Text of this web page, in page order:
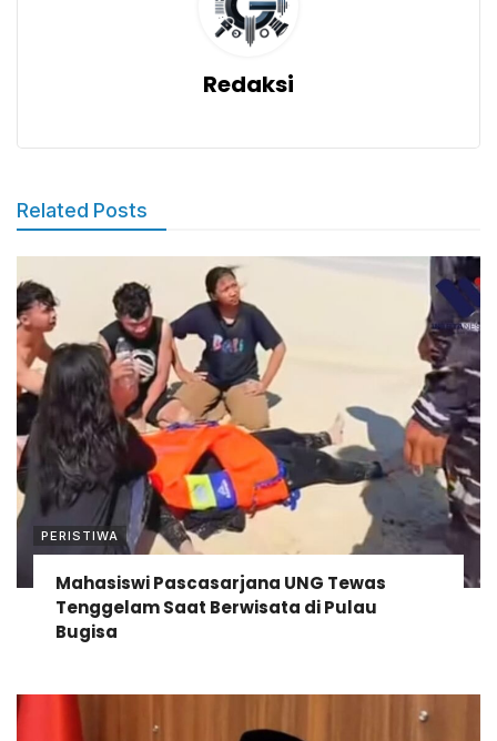
Redaksi
Related Posts
PERISTIWA
Mahasiswi Pascasarjana UNG Tewas
Tenggelam Saat Berwisata di Pulau
Bugisa